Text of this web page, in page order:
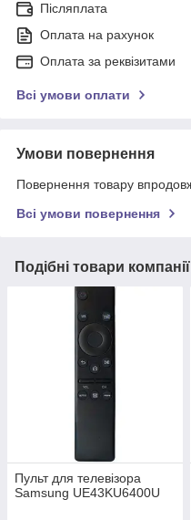
Післяплата
Оплата на рахунок
Оплата за реквізитами
Всі умови оплати
Умови повернення
Повернення товару
Всі умови повернення
Подібні товари компанії
Пульт для телевізора
Samsung UE43KU6400U